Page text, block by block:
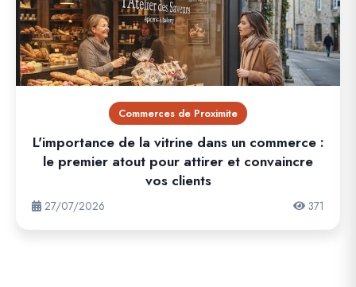
Commerces de Proximite
L'importance de la vitrine dans un commerce :
le premier atout pour attirer et convaincre
vos clients
27/07/2026 371